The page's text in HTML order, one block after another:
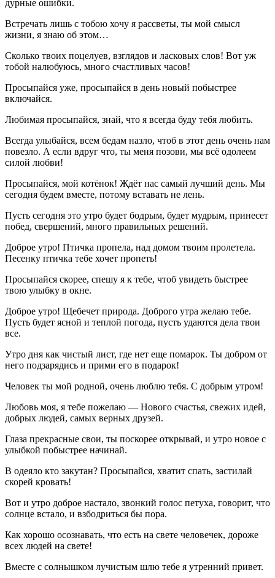
дурные ошибки.
Встречать лишь с тобою хочу я рассветы, ты мой смысл
жизни, я знаю об этом…
Сколько твоих поцелуев, взглядов и ласковых слов! Вот уж
тобой налюбуюсь, много счастливых часов!
Просыпайся уже, просыпайся в день новый побыстрее
включайся.
Любимая просыпайся, знай, что я всегда буду тебя любить.
Всегда улыбайся, всем бедам назло, чтоб в этот день очень нам
повезло. А если вдруг что, ты меня позови, мы всё одолеем
силой любви!
Просыпайся, мой котёнок! Ждёт нас самый лучший день. Мы
сегодня будем вместе, потому вставать не лень.
Пусть сегодня это утро будет бодрым, будет мудрым, принесет
побед, свершений, много правильных решений.
Доброе утро! Птичка пропела, над домом твоим пролетела.
Песенку птичка тебе хочет пропеть!
Просыпайся скорее, спешу я к тебе, чтоб увидеть быстрее
твою улыбку в окне.
Доброе утро! Щебечет природа. Доброго утра желаю тебе.
Пусть будет ясной и теплой погода, пусть удаются дела твои
все.
Утро дня как чистый лист, где нет еще помарок. Ты добром от
него подзарядись и прими его в подарок!
Человек ты мой родной, очень люблю тебя. С добрым утром!
Любовь моя, я тебе пожелаю — Нового счастья, свежих идей,
добрых людей, самых верных друзей.
Глаза прекрасные свои, ты поскорее открывай, и утро новое с
улыбкой побыстрее начинай.
В одеяло кто закутан? Просыпайся, хватит спать, застилай
скорей кровать!
Вот и утро доброе настало, звонкий голос петуха, говорит, что
солнце встало, и взбодриться бы пора.
Как хорошо осознавать, что есть на свете человечек, дороже
всех людей на свете!
Вместе с солнышком лучистым шлю тебе я утренний привет.